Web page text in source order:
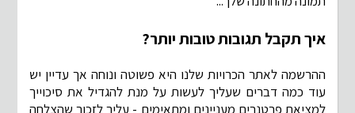
איך תקבל תגובות טובות יותר?
ההרשמה לאתר הכרויות שלנו היא פשוטה ונוחה אך עדיין יש
עוד כמה דברים שעליך לעשות על מנת להגדיל את סיכוייך
למציאת פרטנרים מעניינים ומתאימים - עליך לזכור שהצלחה